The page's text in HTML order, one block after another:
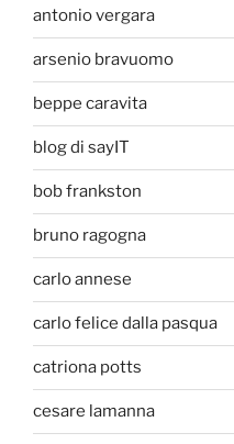
antonio vergara
arsenio bravuomo
beppe caravita
blog di sayIT
bob frankston
bruno ragogna
carlo annese
carlo felice dalla pasqua
catriona potts
cesare lamanna